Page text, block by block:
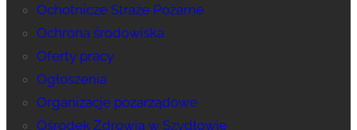
Ochotnicze Straże Pożarne
Ochrona środowiska
Oferty pracy
Ogłoszenia
Organizacje pozarządowe
Ośrodek Zdrowia w Szydłowie